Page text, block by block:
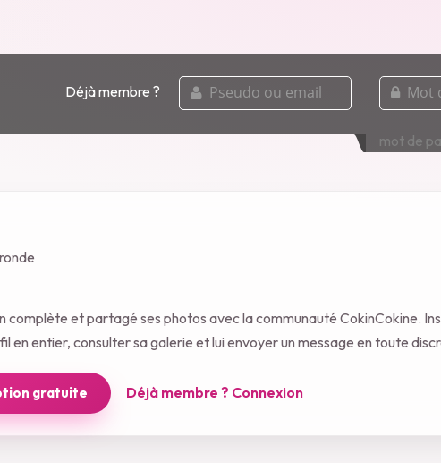
Déjà membre ?
pseudo
ou
email
mot
de
passe
mot de
complète et partagé ses photos avec la communauté CokinCokine.
en entier, consulter sa galerie et lui envoyer un message en toute
gratuite Déjà membre ? Connexion